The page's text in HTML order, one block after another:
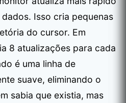
Isso cria pequenas
do cursor. Em
8 atualizações para cada
é uma linha de
suave, eliminando o
sabia que existia, mas